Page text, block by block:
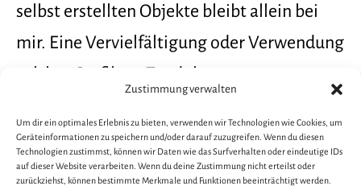
Zustimmung verwalten
Um dir ein optimales Erlebnis zu bieten, verwenden wir Technologien wie Cookies, um
Geräteinformationen zu speichern und/oder darauf zuzugreifen. Wenn du diesen
Technologien zustimmst, können wir Daten wie das Surfverhalten oder eindeutige IDs
auf dieser Website verarbeiten. Wenn du deine Zustimmung nicht erteilst oder
zurückziehst, können bestimmte Merkmale und Funktionen beeinträchtigt werden.
selbst erstellten Objekte bleibt allein bei
mir. Eine Vervielfältigung oder Verwendung
solcher Grafiken, Tondokumente,
elektronischen oder gedruckten
Publikationen ist ohne meine ausdrückliche